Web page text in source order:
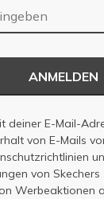
ANMELDEN
deiner E-Mail-
von E-Mails
von Skechers
Werbeaktionen